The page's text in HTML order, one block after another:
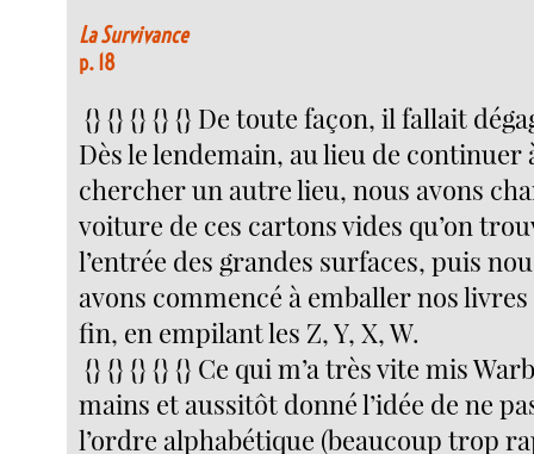
La Survivance
p. 18
{} {} {} {} {} De toute façon, il fallait
Dès le lendemain, au lieu de continuer
chercher un autre lieu, nous avons
voiture de ces cartons vides qu’on
l’entrée des grandes surfaces, puis
avons commencé à emballer nos
fin, en empilant les Z, Y, X, W.
{} {} {} {} {} Ce qui m’a très vite mis
mains et aussitôt donné l’idée de ne
l’ordre alphabétique (beaucoup trop